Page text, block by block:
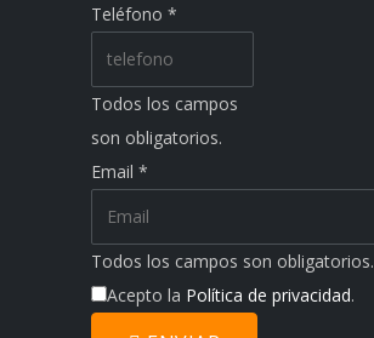
Teléfono *
Todos los campos
son obligatorios.
Email *
Todos los campos son obligatorios.
Acepto la Política de privacidad.